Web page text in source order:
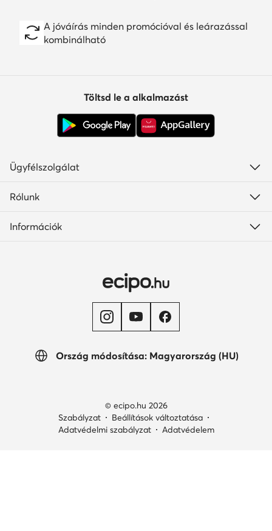
A jóváírás minden promócióval és leárazással
kombinálható
Ország módosítása: Magyarország (HU)
Töltsd le a alkalmazást
Ügyfélszolgálat
Rólunk
Információk
© ecipo.hu 2026
Szabályzat
Beállítások változtatása
Adatvédelmi szabályzat
Adatvédelem